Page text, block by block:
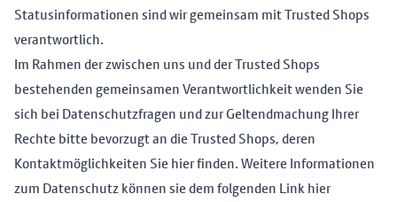
Statusinformationen sind wir gemeinsam mit Trusted Shops
verantwortlich.
Im Rahmen der zwischen uns und der Trusted Shops
bestehenden gemeinsamen Verantwortlichkeit wenden Sie
sich bei Datenschutzfragen und zur Geltendmachung Ihrer
Rechte bitte bevorzugt an die Trusted Shops, deren
Kontaktmöglichkeiten Siehierfinden. Weitere Informationen
zum Datenschutz können sie dem folgenden Linkhier